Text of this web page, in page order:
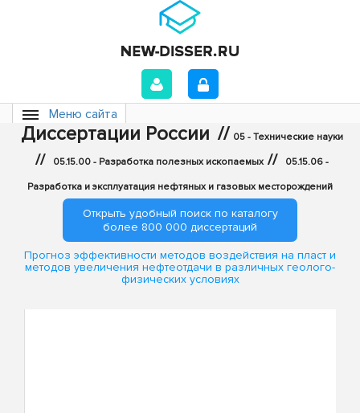
Меню сайта
Диссертации России // 05 - Технические науки
// 05.15.00 - Разработка полезных ископаемых // 05.15.06 -
Разработка и эксплуатация нефтяных и газовых месторождений
Открыть удобный поиск по каталогу
более 800 000 диссертаций
Прогноз эффективности методов воздействия на пласт и
методов увеличения нефтеотдачи в различных геолого-
физических условиях